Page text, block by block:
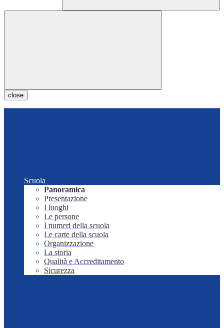
close
Scuola
Panoramica
Presentazione
I luoghi
Le persone
I numeri della scuola
Le carte della scuola
Organizzazione
La storia
Qualità e Accreditamento
Sicurezza